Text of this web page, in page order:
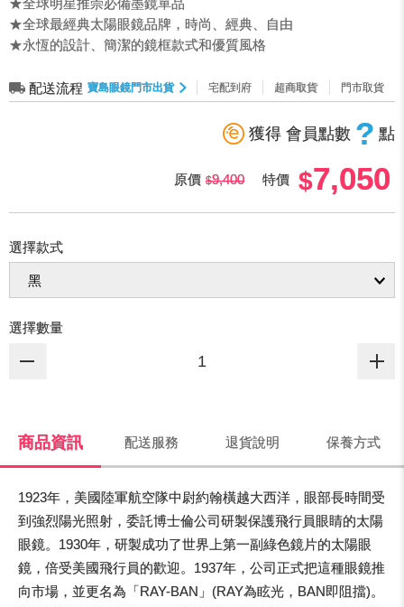
★全球明星推崇必備墨鏡單品
★全球最經典太陽眼鏡品牌，時尚、經典、自由
★永恆的設計、簡潔的鏡框款式和優質風格
配送流程 寶島眼鏡門市出貨 宅配到府 超商取貨 門市取貨
獲得 會員點數 ? 點
原價 9,400 特價 7,050
選擇款式
選擇數量
商品資訊 配送服務 退貨說明 保養方式
1923年，美國陸軍航空隊中尉約翰橫越大西洋，眼部長時間受
到強烈陽光照射，委託博士倫公司研製保護飛行員眼睛的太陽
眼鏡。1930年，研製成功了世界上第一副綠色鏡片的太陽眼
鏡，倍受美國飛行員的歡迎。1937年，公司正式把這種眼鏡推
向市場，並更名為「RAY-BAN」(RAY為眩光，BAN即阻擋)。